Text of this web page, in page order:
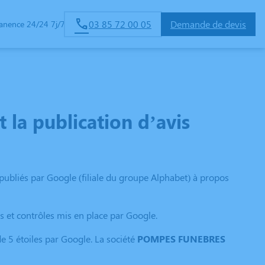
24/24 7j/7 03 85 72 00 05 Demande de devis
la publication d’avis
par Google (filiale du groupe Alphabet) à propos
et contrôles mis en place par Google.
5 étoiles par Google. La société POMPES FUNEBRES